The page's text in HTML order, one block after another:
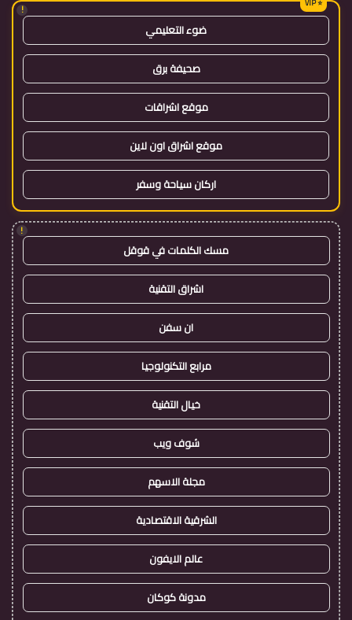
!
ضوء التعليمي
صحيفة برق
موقع اشراقات
موقع اشراق اون لاين
اركان سياحة وسفر
!
مسك الكلمات في قوقل
اشراق التقنية
ان سفن
مرابع التكنولوجيا
خيال التقنية
شوف ويب
مجلة الاسهم
الشرقية الاقتصادية
عالم الايفون
مدونة كوكان